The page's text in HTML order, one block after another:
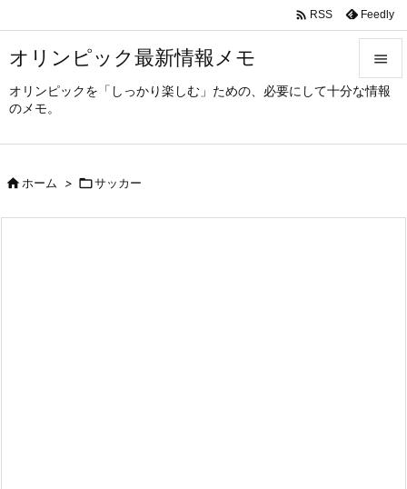
オリンピック最新情報メモ
オリンピックを「しっかり楽しむ」ための、必要にして十分な情報
のメモ。



 RSS Feedly
ホーム > サッカー